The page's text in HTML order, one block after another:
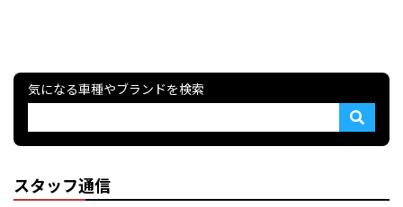
気になる車種やブランドを検索
スタッフ通信